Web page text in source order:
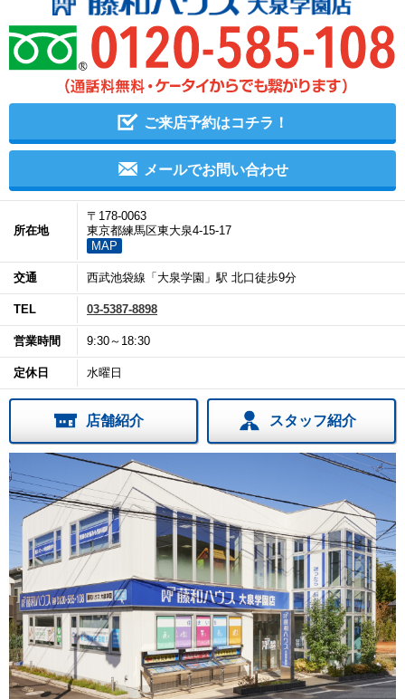
ご来店予約はコチラ！
メールでお問い合わせ
所在地
〒178-0063
東京都練馬区東大泉4-15-17
MAP
交通 西武池袋線「大泉学園」駅 北口徒歩9分
TEL 03-5387-8898
営業時間 9:30～18:30
定休日 水曜日
店舗紹介 スタッフ紹介